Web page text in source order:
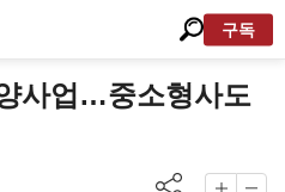
구독
사업…중소형사도